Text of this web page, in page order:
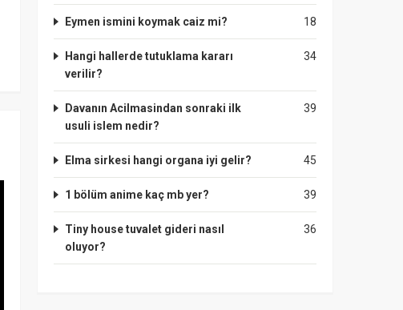
18
Eymen ismini koymak caiz mi?
34
Hangi hallerde tutuklama kararı
verilir?
39
Davanın Acilmasindan sonraki ilk
usuli islem nedir?
45
Elma sirkesi hangi organa iyi gelir?
39
1 bölüm anime kaç mb yer?
36
Tiny house tuvalet gideri nasıl
oluyor?